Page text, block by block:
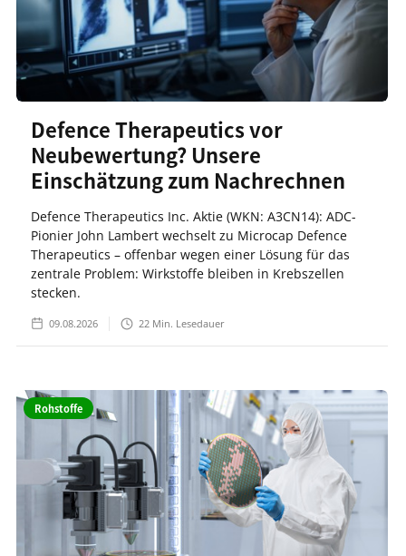
Defence Therapeutics vor
Neubewertung? Unsere
Einschätzung zum Nachrechnen
Defence Therapeutics Inc. Aktie (WKN: A3CN14): ADC-
Pionier John Lambert wechselt zu Microcap Defence
Therapeutics – offenbar wegen einer Lösung für das
zentrale Problem: Wirkstoffe bleiben in Krebszellen
stecken.
09.08.2026 22 Min. Lesedauer
Rohstoffe